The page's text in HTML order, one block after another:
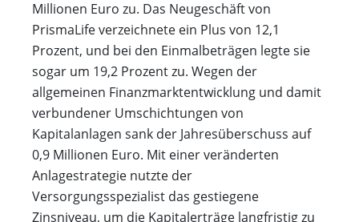
Millionen Euro zu. Das Neugeschäft von
PrismaLife verzeichnete ein Plus von 12,1
Prozent, und bei den Einmalbeträgen legte sie
sogar um 19,2 Prozent zu. Wegen der
allgemeinen Finanzmarktentwicklung und damit
verbundener Umschichtungen von
Kapitalanlagen sank der Jahresüberschuss auf
0,9 Millionen Euro. Mit einer veränderten
Anlagestrategie nutzte der
Versorgungsspezialist das gestiegene
Zinsniveau, um die Kapitalerträge langfristig zu